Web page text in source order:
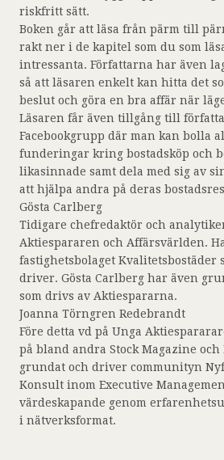
riskfritt sätt.
Boken går att läsa från pärm till
rakt ner i de kapitel som du som
intressanta. Författarna har även
så att läsaren enkelt kan hitta det
beslut och göra en bra affär när
Läsaren får även tillgång till
Facebookgrupp där man kan bolla
funderingar kring bostadsköp och
likasinnade samt dela med sig av
att hjälpa andra på deras
Gösta Carlberg
Tidigare chefredaktör och
Aktiespararen och Affärsvärlden.
fastighetsbolaget Kvalitetsbostäder
driver. Gösta Carlberg har även
som drivs av Aktiespararna.
Joanna Törngren Redebrandt
Före detta vd på Unga
på bland andra Stock Magazine
grundat och driver communityn
Konsult inom Executive
värdeskapande genom
i nätverksformat.